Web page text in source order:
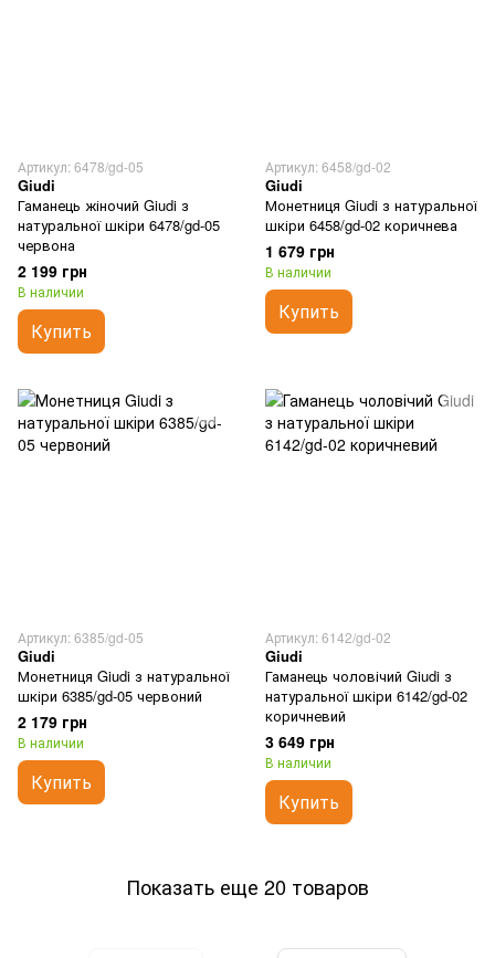
Артикул: 6478/gd-05
Giudi
Гаманець жіночий Giudi з
натуральної шкіри 6478/gd-05
червона
2 199 грн
В наличии
Купить
Артикул: 6458/gd-02
Giudi
Монетниця Giudi з натуральної
шкіри 6458/gd-02 коричнева
1 679 грн
В наличии
Купить
Артикул: 6385/gd-05
Giudi
Монетниця Giudi з натуральної
шкіри 6385/gd-05 червоний
2 179 грн
В наличии
Купить
Артикул: 6142/gd-02
Giudi
Гаманець чоловічий Giudi з
натуральної шкіри 6142/gd-02
коричневий
3 649 грн
В наличии
Купить
Показать еще 20 товаров